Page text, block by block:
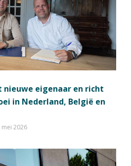
eigenaar en richt
in Nederland, België en
mei 2026